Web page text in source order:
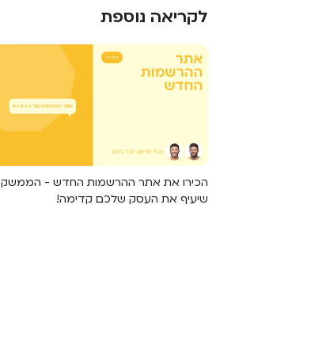
לקריאה נוספת
הכירו את אתר ההרשמות החדש - הממשק
שיעיף את העסק שלכם קדימה!